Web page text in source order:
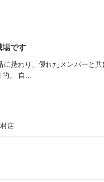
場です
携わり、優れたメンバーと
。 自...
店